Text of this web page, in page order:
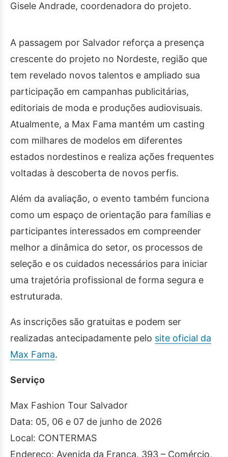
Gisele Andrade, coordenadora do projeto.
A passagem por Salvador reforça a presença
crescente do projeto no Nordeste, região que
tem revelado novos talentos e ampliado sua
participação em campanhas publicitárias,
editoriais de moda e produções audiovisuais.
Atualmente, a Max Fama mantém um casting
com milhares de modelos em diferentes
estados nordestinos e realiza ações frequentes
voltadas à descoberta de novos perfis.
Além da avaliação, o evento também funciona
como um espaço de orientação para famílias e
participantes interessados em compreender
melhor a dinâmica do setor, os processos de
seleção e os cuidados necessários para iniciar
uma trajetória profissional de forma segura e
estruturada.
As inscrições são gratuitas e podem ser
realizadas antecipadamente pelo site oficial da
Max Fama.
Serviço
Max Fashion Tour Salvador
Data: 05, 06 e 07 de junho de 2026
Local: CONTERMAS
Endereço: Avenida da França, 393 – Comércio,